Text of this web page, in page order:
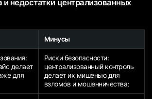
недостатки централизованных
Минусы
делает
для
Риски безопасности:
централизованный контроль
делает их мишенью для
взломов и мошенничества;